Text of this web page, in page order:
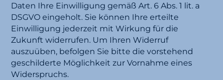
Daten Ihre Einwilligung gemäß Art. 6 Abs. 1 lit. a
DSGVO eingeholt. Sie können Ihre erteilte
Einwilligung jederzeit mit Wirkung für die
Zukunft widerrufen. Um Ihren Widerruf
auszuüben, befolgen Sie bitte die vorstehend
geschilderte Möglichkeit zur Vornahme eines
Widerspruchs.